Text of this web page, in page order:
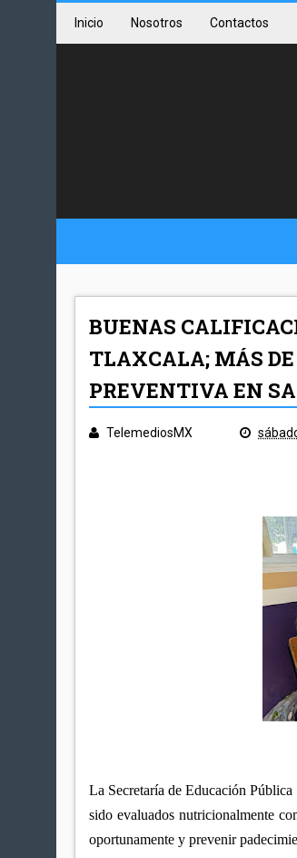
Inicio Nosotros Contactos
BUENAS
TLAXCALA; MÁS
PREVENTIVA EN
TelemediosMX
La Secretaría de Educación
sido evaluados nutricionalmente
oportunamente y prevenir